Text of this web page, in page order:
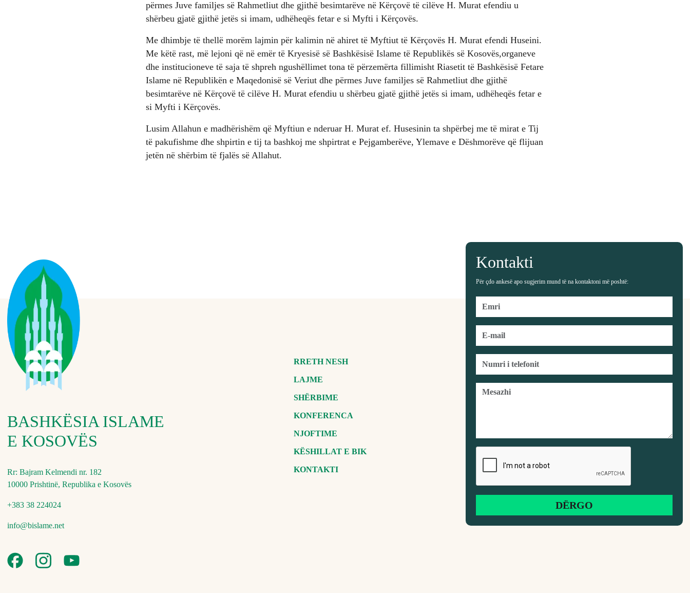
përmes Juve familjes së Rahmetliut dhe gjithë besimtarëve në Kërçovë të cilëve H. Murat efendiu u
shërbeu gjatë gjithë jetës si imam, udhëheqës fetar e si Myfti i Kërçovës.
Me dhimbje të thellë morëm lajmin për kalimin në ahiret të Myftiut të Kërçovës H. Murat efendi Huseini.
Me këtë rast, më lejoni që në emër të Kryesisë së Bashkësisë Islame të Republikës së Kosovës,organeve
dhe institucioneve të saja të shpreh ngushëllimet tona të përzemërta fillimisht Riasetit të Bashkësisë Fetare
Islame në Republikën e Maqedonisë së Veriut dhe përmes Juve familjes së Rahmetliut dhe gjithë
besimtarëve në Kërçovë të cilëve H. Murat efendiu u shërbeu gjatë gjithë jetës si imam, udhëheqës fetar e
si Myfti i Kërçovës.
Lusim Allahun e madhërishëm që Myftiun e nderuar H. Murat ef. Husesinin ta shpërbej me të mirat e Tij
të pakufishme dhe shpirtin e tij ta bashkoj me shpirtrat e Pejgamberëve, Ylemave e Dëshmorëve që flijuan
jetën në shërbim të fjalës së Allahut.
BASHKËSIA ISLAME
E KOSOVËS
Rr: Bajram Kelmendi nr. 182
10000 Prishtinë, Republika e Kosovës
+383 38 224024
info@bislame.net
RRETH NESH
LAJME
SHËRBIME
KONFERENCA
NJOFTIME
KËSHILLAT E BIK
KONTAKTI
Kontakti
Për çdo ankesë apo sugjerim mund të na kontaktoni më poshtë: